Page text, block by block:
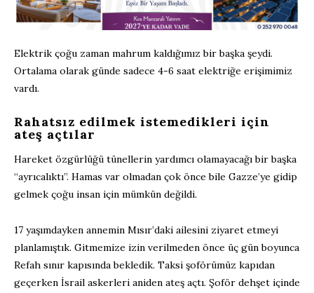
Elektrik çoğu zaman mahrum kaldığımız bir başka şeydi.
Ortalama olarak günde sadece 4-6 saat elektriğe erişimimiz
vardı.
Rahatsız edilmek istemedikleri için
ateş açtılar
Hareket özgürlüğü tünellerin yardımcı olamayacağı bir başka
“ayrıcalıktı”. Hamas var olmadan çok önce bile Gazze’ye gidip
gelmek çoğu insan için mümkün değildi.
17 yaşımdayken annemin Mısır’daki ailesini ziyaret etmeyi
planlamıştık. Gitmemize izin verilmeden önce üç gün boyunca
Refah sınır kapısında bekledik. Taksi şoförümüz kapıdan
geçerken İsrail askerleri aniden ateş açtı. Şoför dehşet içinde